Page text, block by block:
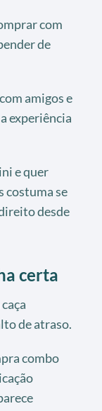
com
de
amigos e
experiência
e quer
costuma se
desde
certa
de atraso.
combo